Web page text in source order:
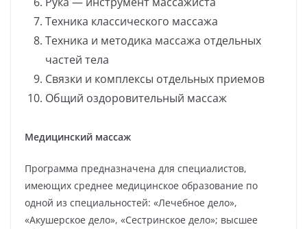
Техника классического массажа
Техника и методика массажа отдельных
частей тела
Связки и комплексы отдельных приемов
Общий оздоровительный массаж
Медицинский массаж
Программа предназначена для специалистов,
имеющих среднее медицинское образование по
одной из специальностей: «Лечебное дело»,
«Акушерское дело», «Сестринское дело»; высшее